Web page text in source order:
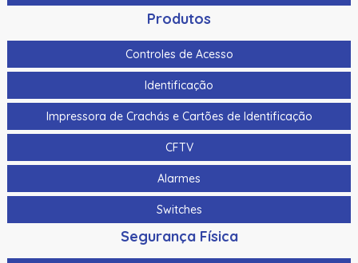
Produtos
Controles de Acesso
Identificação
Impressora de Crachás e Cartões de Identificação
CFTV
Alarmes
Switches
Segurança Física